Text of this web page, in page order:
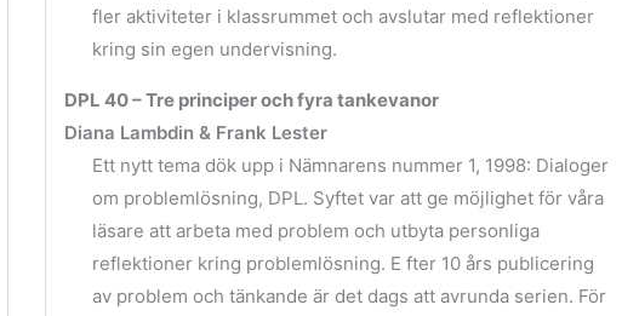
fler aktiviteter i klassrummet och avslutar med reflektioner
kring sin egen undervisning.
DPL 40 – Tre principer och fyra tankevanor
Diana Lambdin & Frank Lester
Ett nytt tema dök upp i Nämnarens nummer 1, 1998: Dialoger
om problemlösning, DPL. Syftet var att ge möjlighet för våra
läsare att arbeta med problem och utbyta personliga
reflektioner kring problemlösning. E fter 10 års publicering
av problem och tänkande är det dags att avrunda serien. För